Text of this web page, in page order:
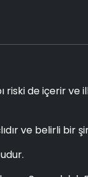
de içerir ve ilk
ve belirli bir